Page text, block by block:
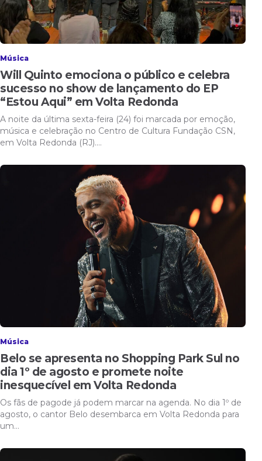
Música
Will Quinto emociona o público e celebra
sucesso no show de lançamento do EP
“Estou Aqui” em Volta Redonda
A noite da última sexta-feira (24) foi marcada por emoção,
música e celebração no Centro de Cultura Fundação CSN,
em Volta Redonda (RJ).…
Música
Belo se apresenta no Shopping Park Sul no
dia 1º de agosto e promete noite
inesquecível em Volta Redonda
Os fãs de pagode já podem marcar na agenda. No dia 1º de
agosto, o cantor Belo desembarca em Volta Redonda para
um…